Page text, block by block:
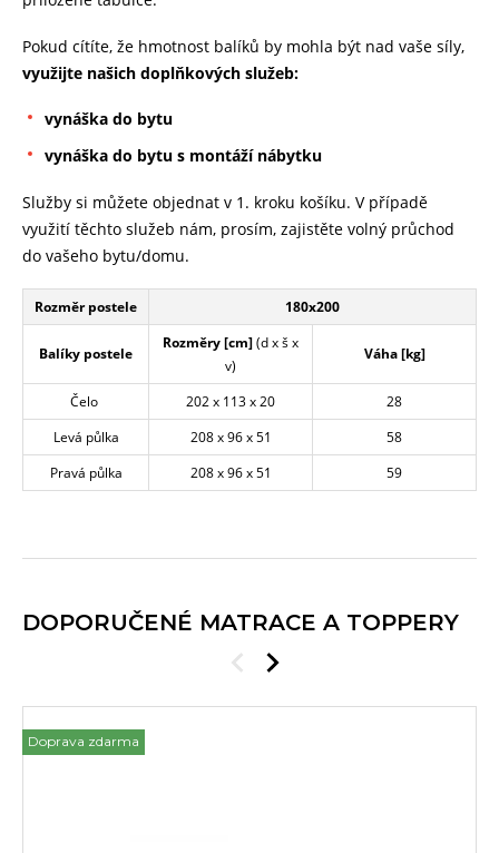
Pokud cítíte, že hmotnost balíků by mohla být nad vaše síly,
využijte našich doplňkových služeb:
vynáška do bytu
vynáška do bytu s montáží nábytku
Služby si můžete objednat v 1. kroku košíku. V případě
využití těchto služeb nám, prosím, zajistěte volný průchod
do vašeho bytu/domu.
Rozměr postele 180x200
Balíky postele
Rozměry [cm](d x š x
v)
Váha [kg]
Čelo 202 x 113 x 20
28
Levá půlka
208 x 96 x 51
58
Pravá půlka
208 x 96 x 51 59
DOPORUČENÉ MATRACE A TOPPERY
Doprava zdarma